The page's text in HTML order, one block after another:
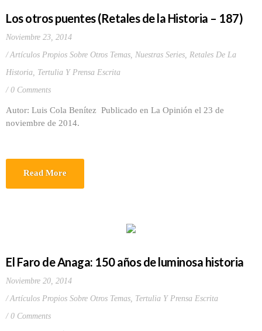
Los otros puentes (Retales de la Historia – 187)
Noviembre 23, 2014
Artículos Propios Sobre Otros Temas, Nuestras Series, Retales De La
Historia, Tertulia Y Prensa Escrita
0 Comments
Autor: Luis Cola Benítez Publicado en La Opinión el 23 de
noviembre de 2014.
Read More
El Faro de Anaga: 150 años de luminosa historia
Noviembre 20, 2014
Artículos Propios Sobre Otros Temas, Tertulia Y Prensa Escrita
0 Comments